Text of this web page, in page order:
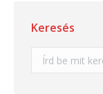
Keresés
Search: